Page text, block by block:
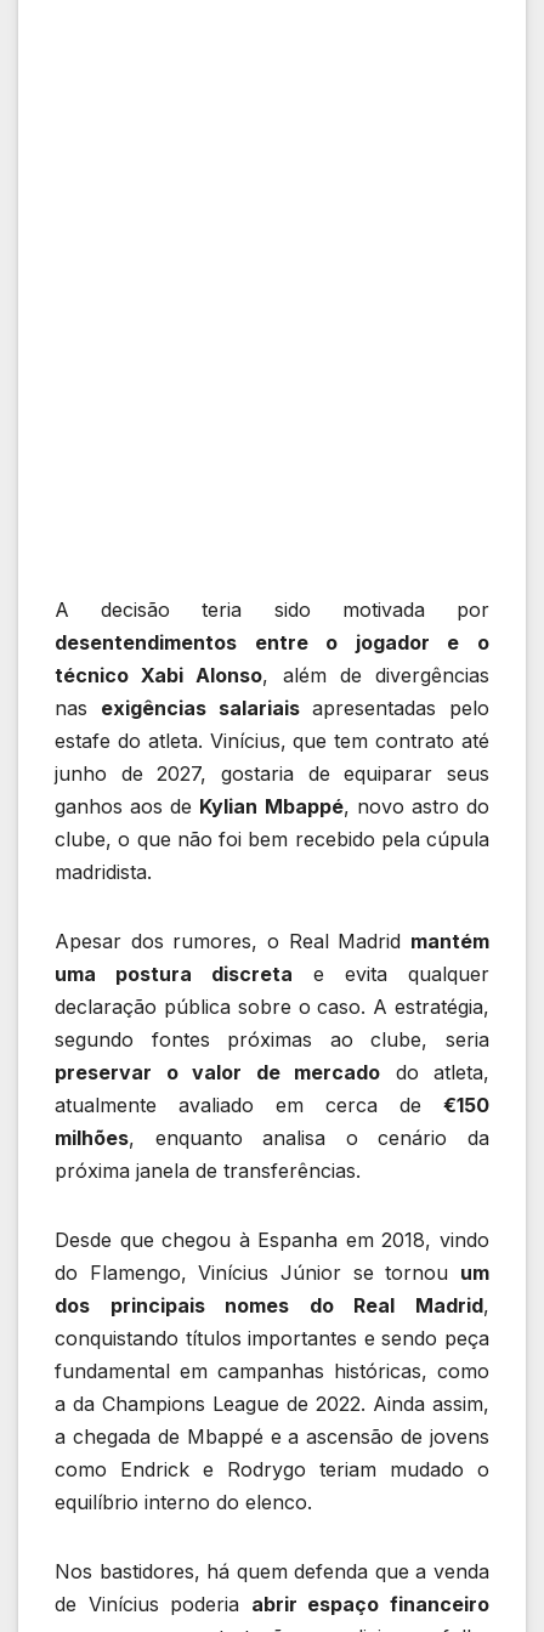
A decisão teria sido motivada por
desentendimentos entre o jogador e o
técnico Xabi Alonso, além de divergências
nas exigências salariaisapresentadas pelo
estafe do atleta. Vinícius, que tem contrato até
junho de 2027, gostaria de equiparar seus
ganhos aos de Kylian Mbappé, novo astro do
clube, o que não foi bem recebido pela cúpula
madridista.
Apesar dos rumores, o Real Madrid mantém
uma postura discreta e evita qualquer
declaração pública sobre o caso. A estratégia,
segundo fontes próximas ao clube, seria
preservar o valor de mercado do atleta,
atualmente avaliado em cerca de €150
milhões, enquanto analisa o cenário da
próxima janela de transferências.
Desde que chegou à Espanha em 2018, vindo
do Flamengo, Vinícius Júnior se tornou um
dos principais nomes do Real Madrid,
conquistando títulos importantes e sendo peça
fundamental em campanhas históricas, como
a da Champions League de 2022. Ainda assim,
a chegada de Mbappé e a ascensão de jovens
como Endrick e Rodrygo teriam mudado o
equilíbrio interno do elenco.
Nos bastidores, há quem defenda que a venda
de Vinícius poderia abrir espaço financeiro